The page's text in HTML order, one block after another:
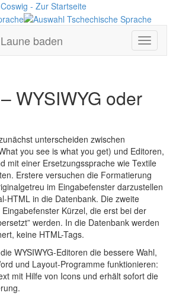
Toggle
baden
WYSIWYG oder
unterscheiden zwischen
you see is what you get) und Editoren,
mit einer Ersetzungssprache wie Textile
Erstere versuchen die Formatierung
im Eingabefenster darzustellen
HTML in die Datenbank. Die zweite
Kürzel, die erst bei der
werden. In die Datenbank werden
keine HTML-Tags.
WYSIWYG-Editoren die bessere Wahl,
und Layout-Programme funktionieren:
mit Hilfe von Icons und erhält sofort die